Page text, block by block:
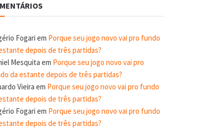
Fogari em Porque seu jogo novo vai pro fundo
depois de três partidas?
Mesquita em Porque seu jogo novo vai pro
da estante depois de três partidas?
Vieira em Porque seu jogo novo vai pro fundo
depois de três partidas?
Fogari em Porque seu jogo novo vai pro fundo
depois de três partidas?